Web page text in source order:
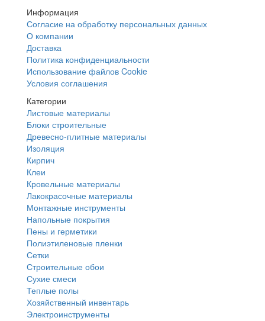
Информация
Согласие на обработку персональных данных
О компании
Доставка
Политика конфиденциальности
Использование файлов Cookie
Условия соглашения
Категории
Листовые материалы
Блоки строительные
Древесно-плитные материалы
Изоляция
Кирпич
Клеи
Кровельные материалы
Лакокрасочные материалы
Монтажные инструменты
Напольные покрытия
Пены и герметики
Полиэтиленовые пленки
Сетки
Строительные обои
Сухие смеси
Теплые полы
Хозяйственный инвентарь
Электроинструменты